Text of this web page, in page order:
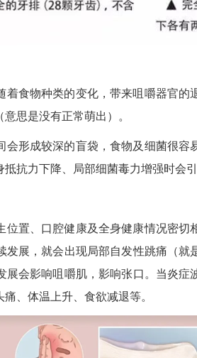
着食物种类的变化，带来咀嚼器官的
思是没有正常萌出）。
会形成较深的盲袋，食物及细菌很
抗力下降、局部细菌毒力增强时会引
位置、口腔健康及全身健康情况密
发展，就会出现局部自发性跳痛（
展会影响咀嚼肌，影响张口。当炎
、体温上升、食欲减退等。